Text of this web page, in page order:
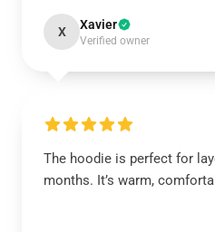
X Xavier
Verified owner
The hoodie is perfect for
months. It’s warm,